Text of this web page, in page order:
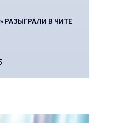
РАЗЫГРАЛИ В ЧИТЕ